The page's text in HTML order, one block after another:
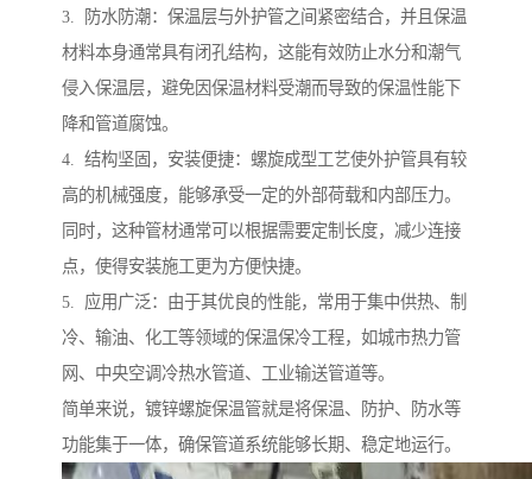
3. 防水防潮：保温层与外护管之间紧密结合，并且保温
材料本身通常具有闭孔结构，这能有效防止水分和潮气
侵入保温层，避免因保温材料受潮而导致的保温性能下
降和管道腐蚀。
4. 结构坚固，安装便捷：螺旋成型工艺使外护管具有较
高的机械强度，能够承受一定的外部荷载和内部压力。
同时，这种管材通常可以根据需要定制长度，减少连接
点，使得安装施工更为方便快捷。
5. 应用广泛：由于其优良的性能，常用于集中供热、制
冷、输油、化工等领域的保温保冷工程，如城市热力管
网、中央空调冷热水管道、工业输送管道等。
简单来说，镀锌螺旋保温管就是将保温、防护、防水等
功能集于一体，确保管道系统能够长期、稳定地运行。